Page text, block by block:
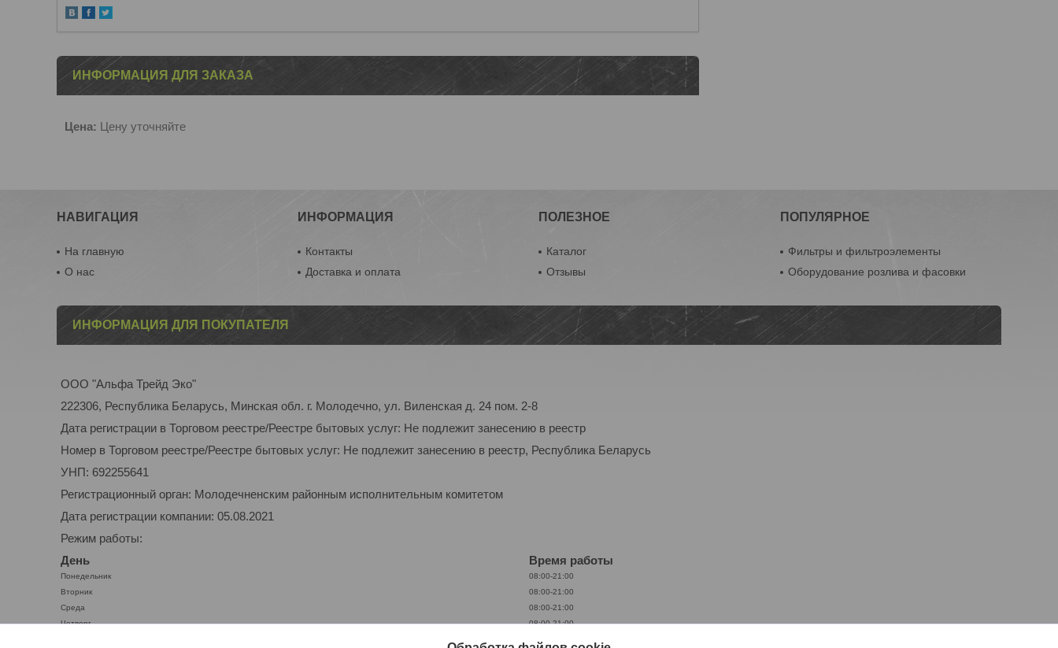
ИНФОРМАЦИЯ ДЛЯ ЗАКАЗА
Цена: Цену уточняйте
НАВИГАЦИЯ
На главную
О нас
ИНФОРМАЦИЯ
Контакты
Доставка и оплата
ПОЛЕЗНОЕ
Каталог
Отзывы
ПОПУЛЯРНОЕ
Фильтры и фильтроэлементы
Оборудование розлива и фасовки
ИНФОРМАЦИЯ ДЛЯ ПОКУПАТЕЛЯ
ООО "Альфа Трейд Эко"
222306, Республика Беларусь, Минская обл. г. Молодечно, ул. Виленская д. 24 пом. 2-8
Дата регистрации в Торговом реестре/Реестре бытовых услуг: Не подлежит занесению в реестр
Номер в Торговом реестре/Реестре бытовых услуг: Не подлежит занесению в реестр, Республика Беларусь
УНП: 692255641
Регистрационный орган: Молодечненским районным исполнительным комитетом
Дата регистрации компании: 05.08.2021
Режим работы:
День
Время работы
Понедельник
08:00-21:00
Вторник
08:00-21:00
Среда
08:00-21:00
Четверг
08:00-21:00